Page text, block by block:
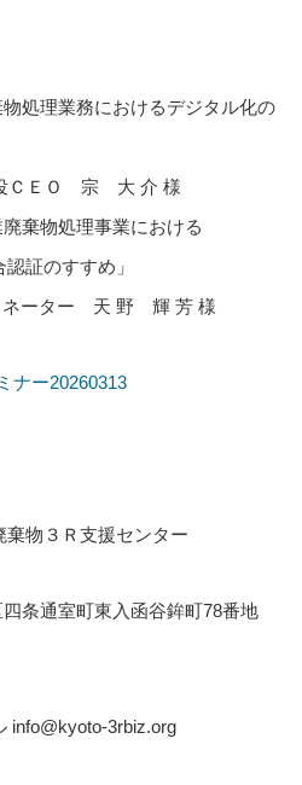
処理業務におけるデジタル化の
ＣＥＯ 宗 大 介 様
棄物処理事業における
証のすすめ」
ネーター 天 野 輝 芳 様
ナー20260313
物３Ｒ支援センター
条通室町東入函谷鉾町78番地
3rbiz.org